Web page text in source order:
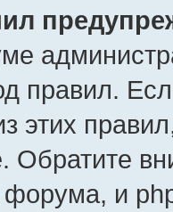
правил.
этих
Обратите
и